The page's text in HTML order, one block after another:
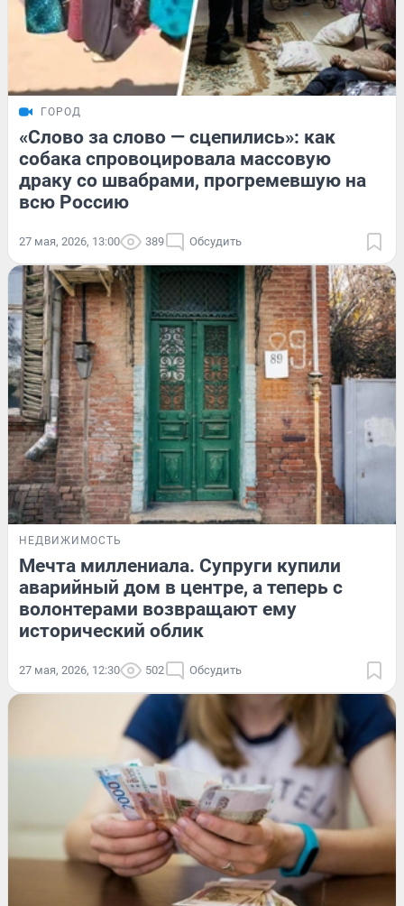
ГОРОД
«Слово за слово — сцепились»: как
собака спровоцировала массовую
драку со швабрами, прогремевшую на
всю Россию
27 мая, 2026, 13:00 389 Обсудить
НЕДВИЖИМОСТЬ
Мечта миллениала. Супруги купили
аварийный дом в центре, а теперь с
волонтерами возвращают ему
исторический облик
27 мая, 2026, 12:30 502 Обсудить